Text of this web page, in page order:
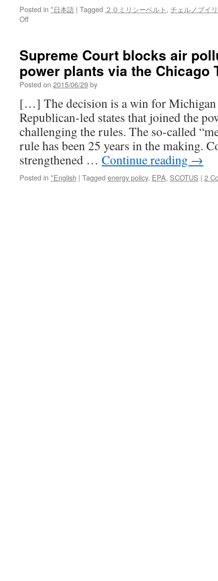
Posted in *日本語 | Tagged ２０ミリシーベルト, チェルノブイリ
Offon
全
基
準
デ
タ
は
ま
や
か
経
済
Supreme Court blocks air
power plants via the Chicago
Posted on 2015/06/29by
[…] The decision is a win for Michigan
Republican-led states that joined the
challenging the rules. The so-called
rule has been 25 years in the making.
strengthened … Continue reading →
Posted in *English | Tagged energy policy, EPA, SCOTUS | 2